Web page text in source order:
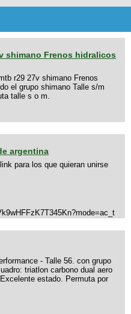
shimano Frenos hidralicos
r29 27v shimano Frenos
el grupo shimano Talle s/m
talle s o m.
argentina
para los que quieran unirse
- Talle 56. con grupo
triatlon carbono dual aero
estado. Permuta por